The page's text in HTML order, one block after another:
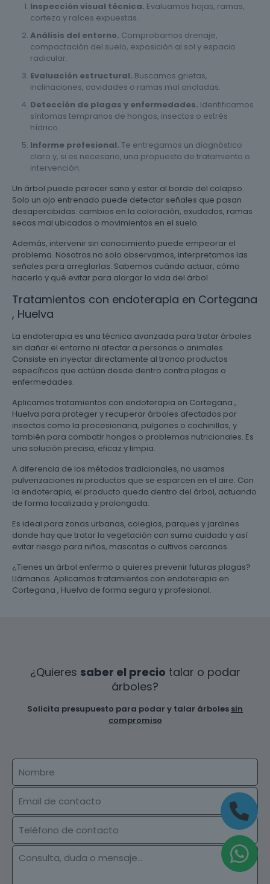
Inspección visual técnica. Evaluamos hojas, ramas,
corteza y raíces expuestas.
Análisis del entorno. Comprobamos drenaje,
compactación del suelo, exposición al sol y espacio
radicular.
Evaluación estructural. Buscamos grietas,
inclinaciones, cavidades o ramas mal ancladas.
Detección de plagas y enfermedades. Identificamos
síntomas tempranos de hongos, insectos o estrés
hídrico.
Informe profesional. Te entregamos un diagnóstico
claro y, si es necesario, una propuesta de tratamiento o
intervención.
Un árbol puede parecer sano y estar al borde del colapso.
Solo un ojo entrenado puede detectar señales que pasan
desapercibidas: cambios en la coloración, exudados, ramas
secas mal ubicadas o movimientos en el suelo.
Además, intervenir sin conocimiento puede empeorar el
problema. Nosotros no solo observamos, interpretamos las
señales para arreglarlas. Sabemos cuándo actuar, cómo
hacerlo y qué evitar para alargar la vida del árbol.
Tratamientos con endoterapia en Cortegana
, Huelva
La endoterapia es una técnica avanzada para tratar árboles
sin dañar el entorno ni afectar a personas o animales.
Consiste en inyectar directamente al tronco productos
específicos que actúan desde dentro contra plagas o
enfermedades.
Aplicamos tratamientos con endoterapia en Cortegana ,
Huelva para proteger y recuperar árboles afectados por
insectos como la procesionaria, pulgones o cochinillas, y
también para combatir hongos o problemas nutricionales. Es
una solución precisa, eficaz y limpia.
A diferencia de los métodos tradicionales, no usamos
pulverizaciones ni productos que se esparcen en el aire. Con
la endoterapia, el producto queda dentro del árbol, actuando
de forma localizada y prolongada.
Es ideal para zonas urbanas, colegios, parques y jardines
donde hay que tratar la vegetación con sumo cuidado y así
evitar riesgo para niños, mascotas o cultivos cercanos.
¿Tienes un árbol enfermo o quieres prevenir futuras plagas?
Llámanos. Aplicamos tratamientos con endoterapia en
Cortegana , Huelva de forma segura y profesional.
¿Quieres saber el precio talar o podar
árboles?
Solicita presupuesto para podar y talar árboles sin
compromiso